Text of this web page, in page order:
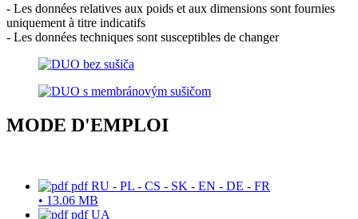
- Les données relatives aux poids et aux dimensions sont fournies
uniquement à titre indicatifs
- Les données techniques sont susceptibles de changer
MODE D'EMPLOI
pdfRU - PL - CS - SK - EN - DE - FR
• 13.06 MB
pdfUA